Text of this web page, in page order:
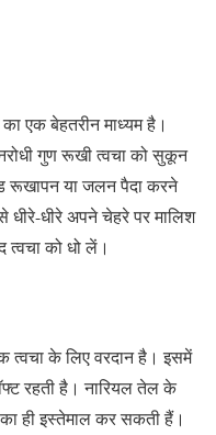
का एक बेहतरीन माध्यम है।
गुण रूखी त्वचा को सुकून
रूखापन या जलन पैदा करने
धीरे अपने चेहरे पर मालिश
को धो लें।
त्वचा के लिए वरदान है। इसमें
रहती है। नारियल तेल के
ही इस्तेमाल कर सकती हैं।